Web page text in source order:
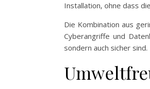
Installation, ohne dass
Die Kombination aus
Cyberangriffe und
sondern auch sicher sind.